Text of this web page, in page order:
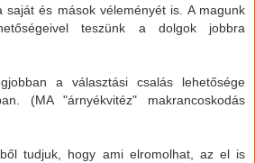
saját és mások véleményét is. A magunk
teszünk a dolgok jobbra
a választási csalás lehetősége
(MA "árnyékvitéz" makrancoskodás
tudjuk, hogy ami elromolhat, az el is